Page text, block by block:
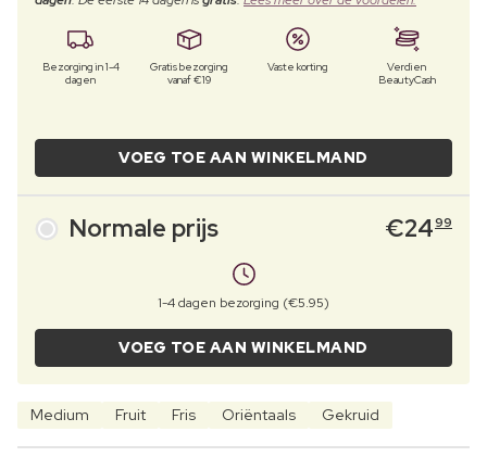
Bezorging in 1-4
dagen
Gratis bezorging
vanaf €19
Vaste korting
Verdien
BeautyCash
VOEG TOE AAN WINKELMAND
Normale prijs €2499
1-4 dagen bezorging (€5.95)
VOEG TOE AAN WINKELMAND
Medium Fruit Fris Oriëntaals Gekruid